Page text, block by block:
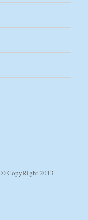
© CopyRight 2013-